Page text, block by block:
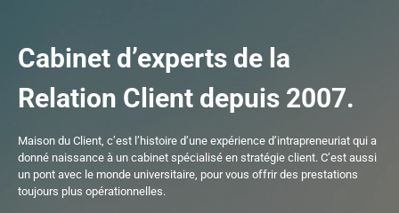
Cabinet d’experts de la
Relation Client depuis 2007.
Maison du Client, c’est l’histoire d’une expérience d’intrapreneuriat qui a
donné naissance à un cabinet spécialisé en stratégie client. C’est aussi
un pont avec le monde universitaire, pour vous offrir des prestations
toujours plus opérationnelles.